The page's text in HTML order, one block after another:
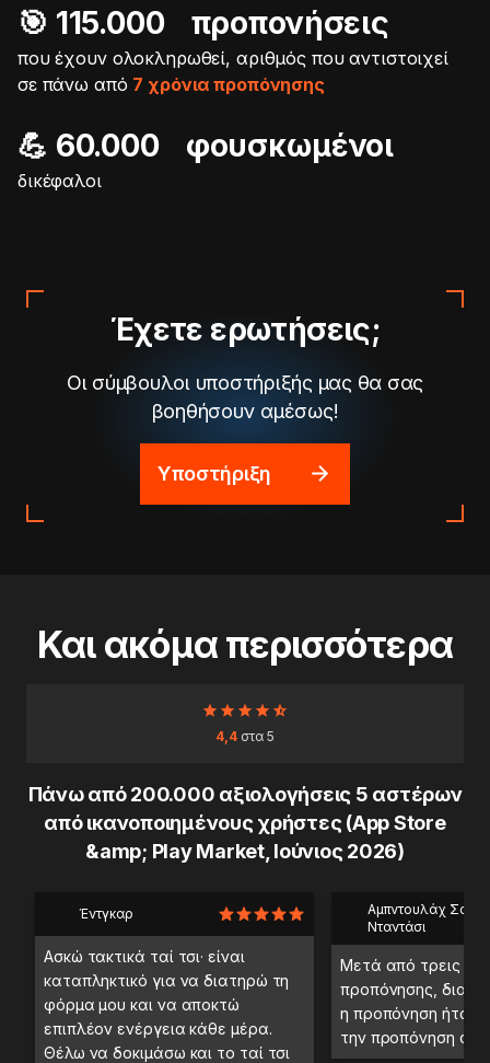
🎯️ 115.000 προπονήσεις
που έχουν ολοκληρωθεί, αριθμός που αντιστοιχεί
σε πάνω από 7 χρόνια προπόνησης
💪 60.000 φουσκωμένοι
δικέφαλοι
Έχετε ερωτήσεις;
Οι σύμβουλοι υποστήριξής μας θα σας
βοηθήσουν αμέσως!
Υποστήριξη
Και ακόμα περισσότερα
4,4στα 5
Πάνω από 200.000 αξιολογήσεις 5 αστέρων
από ικανοποιημένους χρήστες (App Store
&amp; Play Market, Ιούνιος 2026)
Έντγκαρ
Ασκώ τακτικά ταί τσι· είναι
καταπληκτικό για να διατηρώ τη
φόρμα μου και να αποκτώ
επιπλέον ενέργεια κάθε μέρα.
Θέλω να δοκιμάσω και το ταί τσι
Αμπντουλάχ
Νταντάσι
Μετά από τρεις
προπόνησης,
η προπόνηση ήταν
την προπόνηση στο